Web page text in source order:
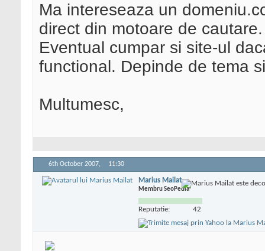
Ma intereseaza un
direct din motoare de
Eventual cumpar si site-ul
functional. Depinde de tema
Multumesc,
6th October 2007, 11:30
Marius Mailat
Membru SeoPedia
Reputatie: 42